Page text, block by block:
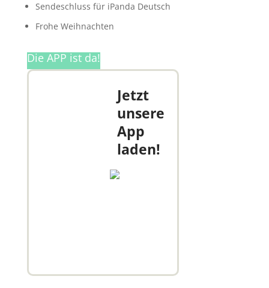
Sendeschluss für iPanda Deutsch
Frohe Weihnachten
Die APP ist da!
Jetzt
unsere
App
laden!